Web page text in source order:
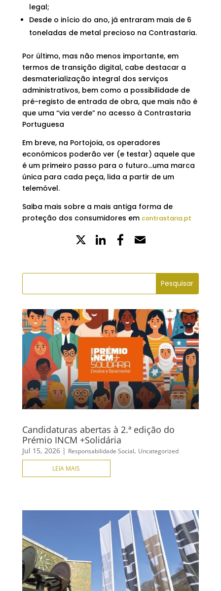
legal;
Desde o início do ano, já entraram mais de 6
toneladas de metal precioso na Contrastaria.
Por último, mas não menos importante, em
termos de transição digital, cabe destacar a
desmaterialização integral dos serviços
administrativos, bem como a possibilidade de
pré-registo de entrada de obra, que mais não é
que uma “via verde” no acesso à Contrastaria
Portuguesa
Em breve, na Portojoia, os operadores
económicos poderão ver (e testar) aquele que
é um primeiro passo para o futuro…uma marca
única para cada peça, lida a partir de um
telemóvel.
Saiba mais sobre a mais antiga forma de
proteção dos consumidores em contrastaria.pt
X LinkedIn
Partilhe
Facebook
Candidaturas abertas à 2.ª edição do
Prémio INCM +Solidária
Jul 15, 2026| Responsabilidade Social, Uncategorized
LEIA MAIS